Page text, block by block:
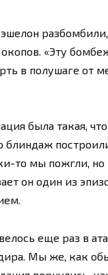
окопов. «Эту
в полушаге от
была такая,
блиндаж
то мы пожгли, но
он один из
еще раз в
Мы же, как